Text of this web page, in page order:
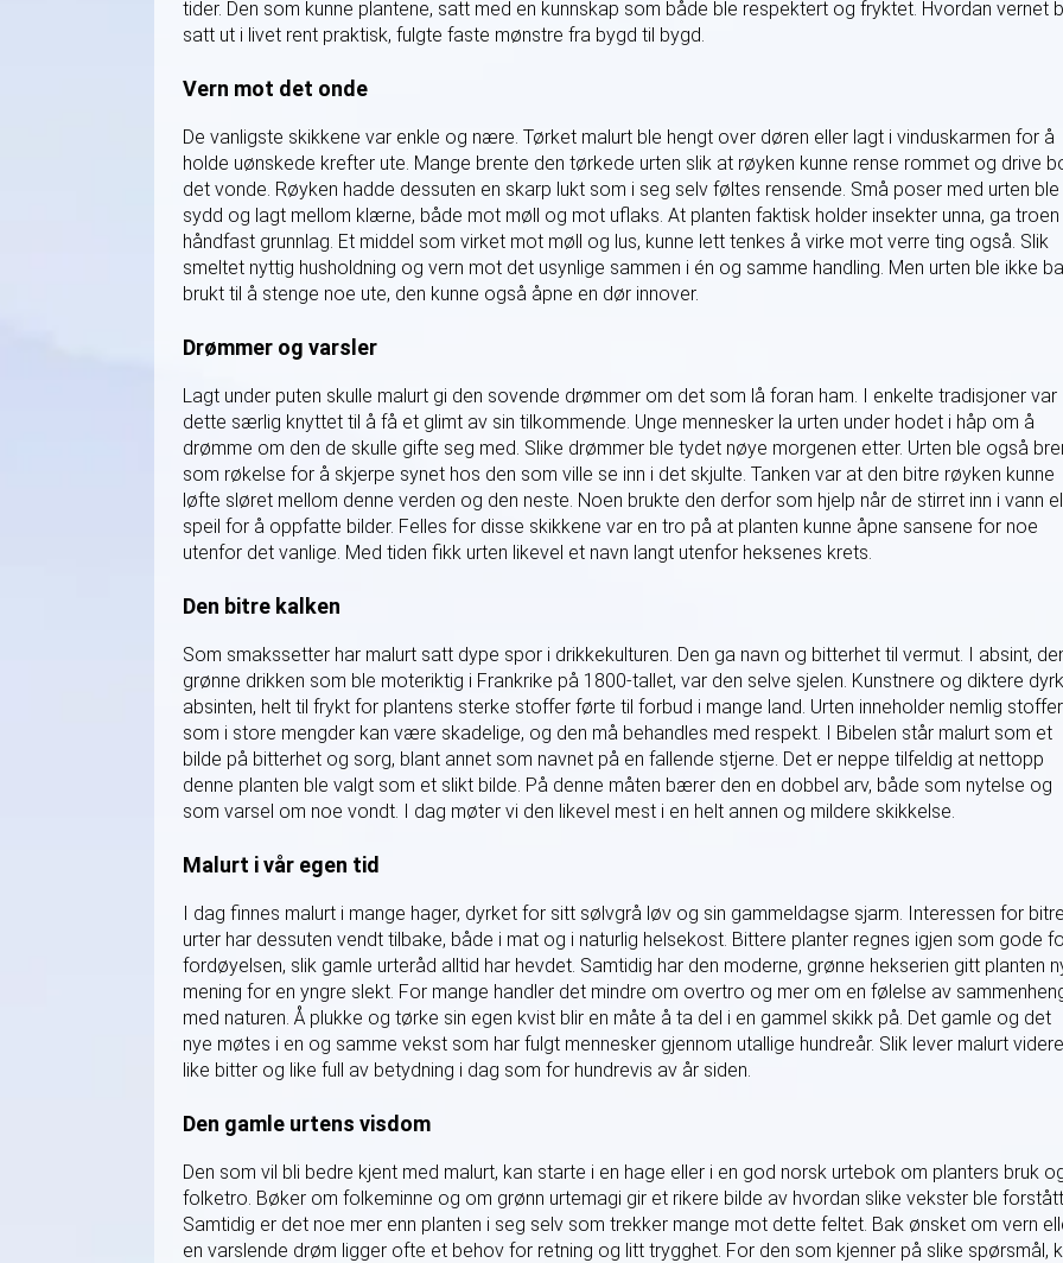
tider. Den som kunne plantene, satt med en kunnskap som både ble respektert og fryktet. Hvordan vernet
satt ut i livet rent praktisk, fulgte faste mønstre fra bygd til bygd.
Vern mot det onde
De vanligste skikkene var enkle og nære. Tørket malurt ble hengt over døren eller lagt i vinduskarmen for å
holde uønskede krefter ute. Mange brente den tørkede urten slik at røyken kunne rense rommet og drive
det vonde. Røyken hadde dessuten en skarp lukt som i seg selv føltes rensende. Små poser med urten ble
sydd og lagt mellom klærne, både mot møll og mot uflaks. At planten faktisk holder insekter unna, ga
håndfast grunnlag. Et middel som virket mot møll og lus, kunne lett tenkes å virke mot verre ting også. Slik
smeltet nyttig husholdning og vern mot det usynlige sammen i én og samme handling. Men urten ble ikke
brukt til å stenge noe ute, den kunne også åpne en dør innover.
Drømmer og varsler
Lagt under puten skulle malurt gi den sovende drømmer om det som lå foran ham. I enkelte tradisjoner var
dette særlig knyttet til å få et glimt av sin tilkommende. Unge mennesker la urten under hodet i håp om å
drømme om den de skulle gifte seg med. Slike drømmer ble tydet nøye morgenen etter. Urten ble også
som røkelse for å skjerpe synet hos den som ville se inn i det skjulte. Tanken var at den bitre røyken kunne
løfte sløret mellom denne verden og den neste. Noen brukte den derfor som hjelp når de stirret inn i vann
speil for å oppfatte bilder. Felles for disse skikkene var en tro på at planten kunne åpne sansene for noe
utenfor det vanlige. Med tiden fikk urten likevel et navn langt utenfor heksenes krets.
Den bitre kalken
Som smakssetter har malurt satt dype spor i drikkekulturen. Den ga navn og bitterhet til vermut. I absint,
grønne drikken som ble moteriktig i Frankrike på 1800-tallet, var den selve sjelen. Kunstnere og diktere
absinten, helt til frykt for plantens sterke stoffer førte til forbud i mange land. Urten inneholder nemlig stoffer
som i store mengder kan være skadelige, og den må behandles med respekt. I Bibelen står malurt som et
bilde på bitterhet og sorg, blant annet som navnet på en fallende stjerne. Det er neppe tilfeldig at nettopp
denne planten ble valgt som et slikt bilde. På denne måten bærer den en dobbel arv, både som nytelse og
som varsel om noe vondt. I dag møter vi den likevel mest i en helt annen og mildere skikkelse.
Malurt i vår egen tid
I dag finnes malurt i mange hager, dyrket for sitt sølvgrå løv og sin gammeldagse sjarm. Interessen for bitre
urter har dessuten vendt tilbake, både i mat og i naturlig helsekost. Bittere planter regnes igjen som gode
fordøyelsen, slik gamle urteråd alltid har hevdet. Samtidig har den moderne, grønne hekserien gitt planten
mening for en yngre slekt. For mange handler det mindre om overtro og mer om en følelse av
med naturen. Å plukke og tørke sin egen kvist blir en måte å ta del i en gammel skikk på. Det gamle og det
nye møtes i en og samme vekst som har fulgt mennesker gjennom utallige hundreår. Slik lever malurt
like bitter og like full av betydning i dag som for hundrevis av år siden.
Den gamle urtens visdom
Den som vil bli bedre kjent med malurt, kan starte i en hage eller i en god norsk urtebok om planters bruk
folketro. Bøker om folkeminne og om grønn urtemagi gir et rikere bilde av hvordan slike vekster ble forstått.
Samtidig er det noe mer enn planten i seg selv som trekker mange mot dette feltet. Bak ønsket om vern
en varslende drøm ligger ofte et behov for retning og litt trygghet. For den som kjenner på slike spørsmål,